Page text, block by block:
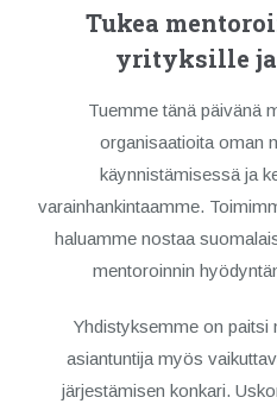
Tukea
yrityksille
Tuemme tänä päivänä
organisaatioita oman
käynnistämisessä ja
varainhankintaamme.
haluamme nostaa
mentoroinnin
Yhdistyksemme on paitsi
asiantuntija myös
järjestämisen konkari.